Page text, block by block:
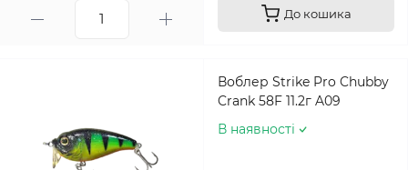
До кошика
Воблер Strike Pro Chubby
Crank 58F 11.2г A09
В наявності